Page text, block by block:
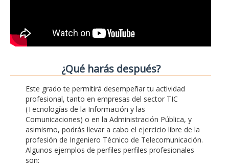
¿Qué harás después?
Este grado te permitirá desempeñar tu actividad
profesional, tanto en empresas del sector TIC
(Tecnologías de la Información y las
Comunicaciones) o en la Administración Pública, y
asimismo, podrás llevar a cabo el ejercicio libre de la
profesión de Ingeniero Técnico de Telecomunicación.
Algunos ejemplos de perfiles perfiles profesionales
son: